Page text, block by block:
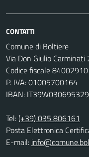
CONTATTI
Comune di Boltiere
Via Don Giulio
Codice fiscale
P. IVA: 01005700164
IBAN:
Tel:(+39) 035 806161
Posta Elettronica
E-mail: